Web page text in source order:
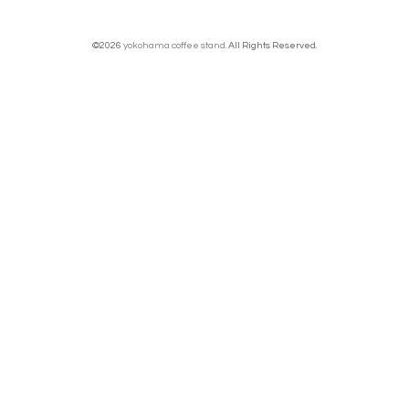
©2026 yokohama coffee stand. All Rights Reserved.